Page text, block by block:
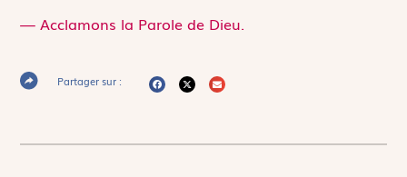
— Acclamons la Parole de Dieu.
Partager sur :